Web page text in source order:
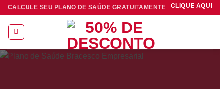
Skip
content
CALCULE SEU PLANO DE SAÚDE GRATUITAMENTE CLIQUE AQUI